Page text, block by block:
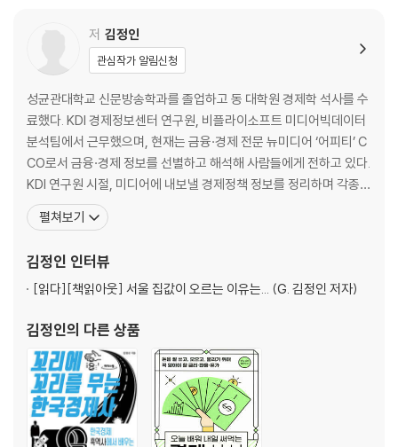
1. 최저시급 1만 원에 나라가 흥하고 망하고
2017년 최저임금 1만 원 공약 - 1988년 최저임금제 실시
2. IMF가 우리나라에 사과한 이유는
2022년 불안정노동 - 1997년 대기업 연쇄 부도
3. 노조는 일하게 해달라고 하고, 회사는 문 닫겠다고 하고
2020년 현대차 무분규 - 1979년 YH무역 사건
4. 우리나라 건강보험은 어떻게 세계 최고가 됐을까
2021년 가사근로자법 제정 - 1977년 의료보험 실시
Part 3. 금융경제
1. 영업 사기 쳤다! vs 자연재해다! 이번엔 진짜 이해해 보는 2008년 세계
금융위기
2. 금모으기운동, 정말 도움됐을까?
2000~2003년 카드 대란 - 1997년 외환위기
3. 분식회계의 진짜 이름은 ‘회계 사기’
2003년 SK글로벌 사태 - 1997~1998년 대우그룹 부도
4. 단군 이래 최대 사기 사건에 비하면 가상화폐 그까짓 거
1993년 금융실명제 - 1982년 장영자 어음사기
저 김정인
관심작가 알림신청
성균관대학교 신문방송학과를 졸업하고 동 대학원 경제학 석사를 수
료했다. KDI 경제정보센터 연구원, 비플라이소프트 미디어빅데이터
분석팀에서 근무했으며, 현재는 금융·경제 전문 뉴미디어 ‘어피티’ C
CO로서 금융·경제 정보를 선별하고 해석해 사람들에게 전하고 있다.
KDI 연구원 시절, 미디어에 내보낼 경제정책 정보를 정리하며 각종
경제 현상에 재미를 느껴 경제학과에 편입해 경제 공부를 시작, 경제
학 석사과정에까지 진학했다. 경제학이 재미있는 만큼 어렵기도 했기
경제 공부를 쉬게 되었고, 그 아쉬움을 달래고자 ‘어피티’에
펼쳐보기
김정인 인터뷰
[읽다][책읽아웃] 서울 집값이 오르는 이유는... (G. 김정인 저자)
김정인의 다른 상품